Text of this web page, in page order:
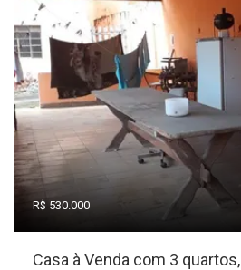
R$ 530.000
Casa à Venda com 3